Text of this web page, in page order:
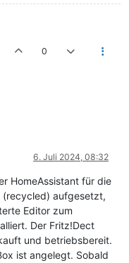
0
6. Juli 2024, 08:32
HomeAssistant für die
(recycled) aufgesetzt,
Editor zum
Der Fritz!Dect
und betriebsbereit.
ist angelegt. Sobald